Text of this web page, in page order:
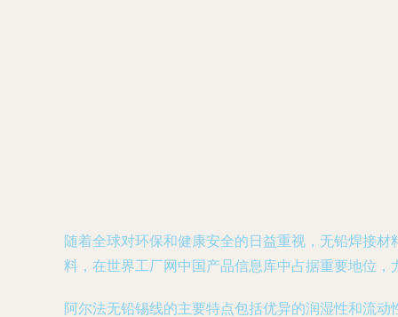
随着全球对环保和健康安全的日益重视，无铅焊接
料，在世界工厂网中国产品信息库中占据重要地位
阿尔法无铅锡线的主要特点包括优异的润湿性和流